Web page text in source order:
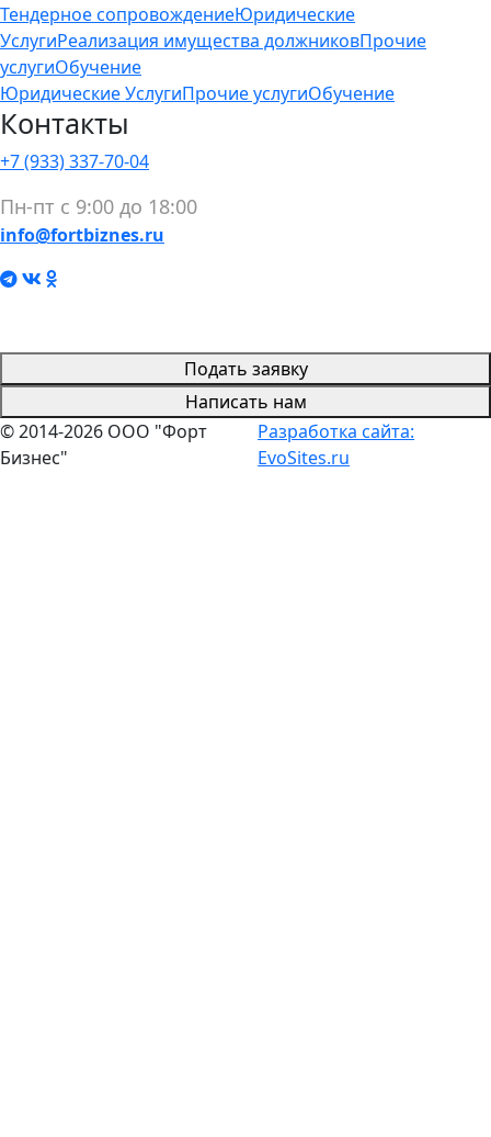
Тендерное сопровождениеЮридические
УслугиРеализация имущества должниковПрочие
услугиОбучение
Юридические УслугиПрочие услугиОбучение
Контакты
+7 (933) 337-70-04
Пн-пт с 9:00 до 18:00
info@fortbiznes.ru
Подать заявку
Написать нам
© 2014-2026 ООО "Форт
Бизнес"
Разработка сайта:
EvoSites.ru